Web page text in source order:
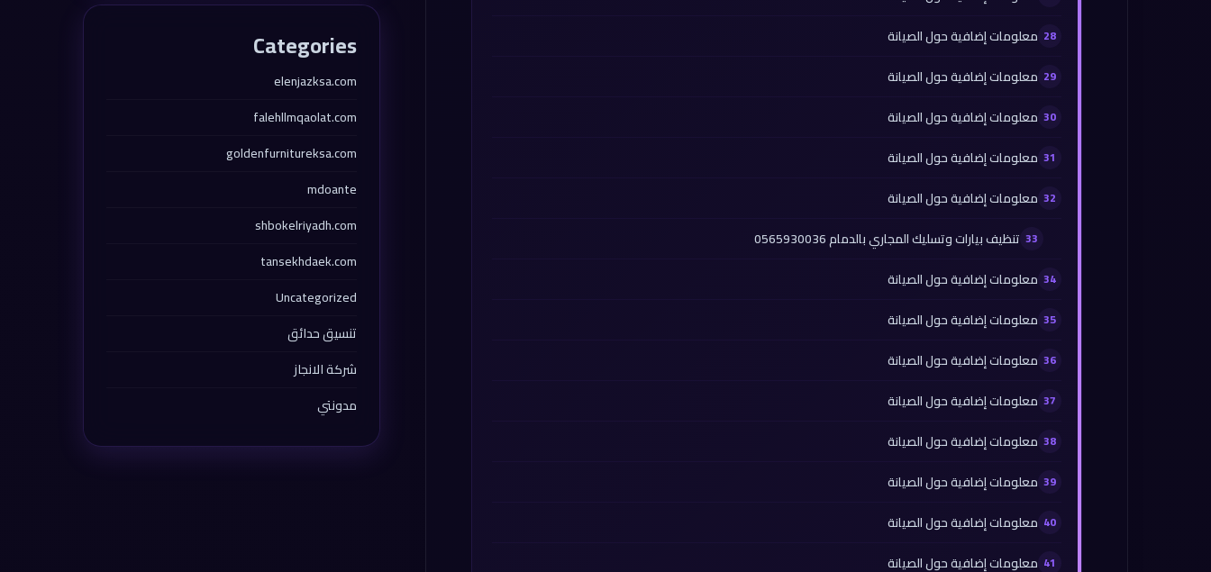
معلومات إضافية حول الصيانة
معلومات إضافية حول الصيانة
معلومات إضافية حول الصيانة
معلومات إضافية حول الصيانة
معلومات إضافية حول الصيانة
تنظيف بيارات وتسليك المجاري بالدمام 0565930036
معلومات إضافية حول الصيانة
معلومات إضافية حول الصيانة
معلومات إضافية حول الصيانة
معلومات إضافية حول الصيانة
معلومات إضافية حول الصيانة
معلومات إضافية حول الصيانة
معلومات إضافية حول الصيانة
معلومات إضافية حول الصيانة
Categories
elenjazksa.com
falehllmqaolat.com
goldenfurnitureksa.com
mdoante
shbokelriyadh.com
tansekhdaek.com
Uncategorized
تنسيق حدائق
شركة الانجاز
مدونتي